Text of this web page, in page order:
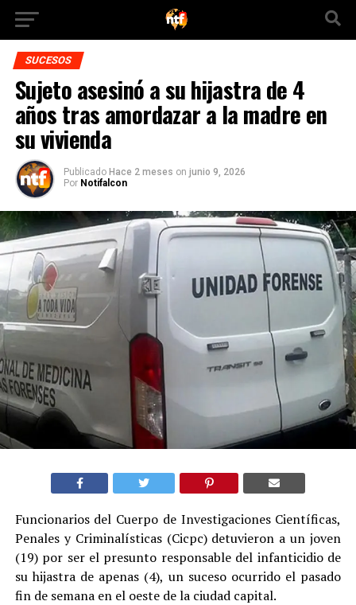
SUCESOS
Sujeto asesinó a su hijastra de 4
años tras amordazar a la madre en
su vivienda
Publicado Hace 2 meses on junio 9, 2026
Por Notifalcon
Funcionarios del Cuerpo de Investigaciones Científicas,
Penales y Criminalísticas (Cicpc) detuvieron a un joven
(19) por ser el presunto responsable del infanticidio de
su hijastra de apenas (4), un suceso ocurrido el pasado
fin de semana en el oeste de la ciudad capital.